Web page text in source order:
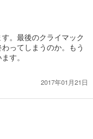
。最後のクライマック
ってしまうのか。もう
す。
2017年01月21日